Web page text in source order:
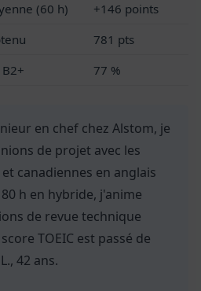
(60 h)
+146 points
781 pts
77 %
en chef chez Alstom, je
de projet avec les
canadiennes en anglais
h en hybride, j'anime
de revue technique
TOEIC est passé de
42 ans.